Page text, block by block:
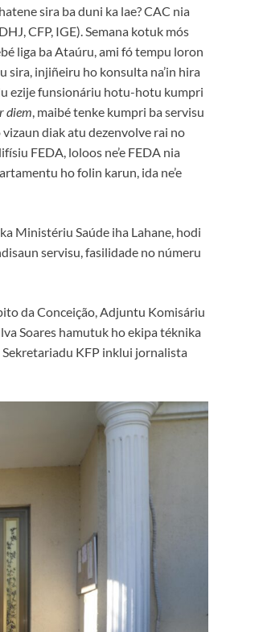
sira ba duni ka lae? CAC nia
CFP, IGE). Semana kotuk mós
liga ba Ataúru, ami fó tempu loron
sira, injiñeiru ho konsulta na’in hira
ezije funsionáriu hotu-hotu kumpri
diem, maibé tenke kumpri ba servisu
vizaun diak atu dezenvolve rai no
FEDA, loloos ne’e FEDA nia
ho folin karun, ida ne’e
Ministériu Saúde iha Lahane, hodi
servisu, fasilidade no númeru
da Conceição, Adjuntu Komisáriu
Soares hamutuk ho ekipa téknika
KFP inklui jornalista